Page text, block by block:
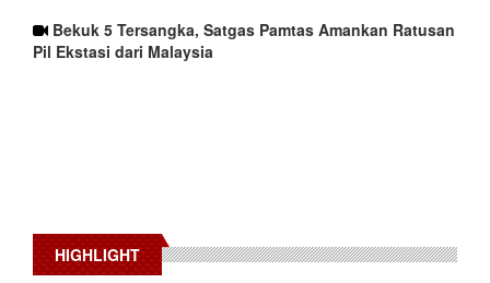
Bekuk 5 Tersangka, Satgas Pamtas Amankan Ratusan
Pil Ekstasi dari Malaysia
HIGHLIGHT